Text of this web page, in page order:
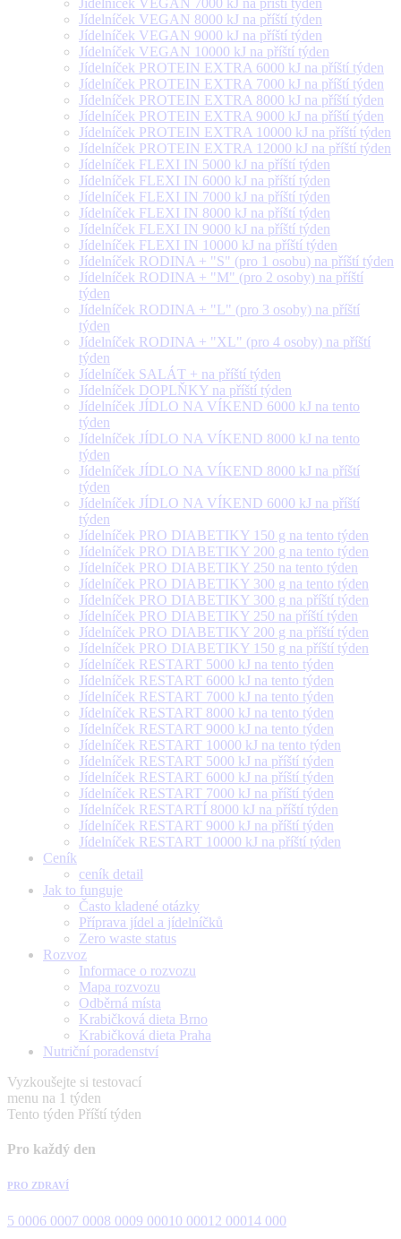
Jídelníček VEGAN 7000 kJ na příští týden
Jídelníček VEGAN 8000 kJ na příští týden
Jídelníček VEGAN 9000 kJ na příští týden
Jídelníček VEGAN 10000 kJ na příští týden
Jídelníček PROTEIN EXTRA 6000 kJ na příští týden
Jídelníček PROTEIN EXTRA 7000 kJ na příští týden
Jídelníček PROTEIN EXTRA 8000 kJ na příští týden
Jídelníček PROTEIN EXTRA 9000 kJ na příští týden
Jídelníček PROTEIN EXTRA 10000 kJ na příští týden
Jídelníček PROTEIN EXTRA 12000 kJ na příští týden
Jídelníček FLEXI IN 5000 kJ na příští týden
Jídelníček FLEXI IN 6000 kJ na příští týden
Jídelníček FLEXI IN 7000 kJ na příští týden
Jídelníček FLEXI IN 8000 kJ na příští týden
Jídelníček FLEXI IN 9000 kJ na příští týden
Jídelníček FLEXI IN 10000 kJ na příští týden
Jídelníček RODINA + "S" (pro 1 osobu) na příští týden
Jídelníček RODINA + "M" (pro 2 osoby) na příští
týden
Jídelníček RODINA + "L" (pro 3 osoby) na příští
týden
Jídelníček RODINA + "XL" (pro 4 osoby) na příští
týden
Jídelníček SALÁT + na příští týden
Jídelníček DOPLŇKY na příští týden
Jídelníček JÍDLO NA VÍKEND 6000 kJ na tento
týden
Jídelníček JÍDLO NA VÍKEND 8000 kJ na tento
týden
Jídelníček JÍDLO NA VÍKEND 8000 kJ na příští
týden
Jídelníček JÍDLO NA VÍKEND 6000 kJ na příští
týden
Jídelníček PRO DIABETIKY 150 g na tento týden
Jídelníček PRO DIABETIKY 200 g na tento týden
Jídelníček PRO DIABETIKY 250 na tento týden
Jídelníček PRO DIABETIKY 300 g na tento týden
Jídelníček PRO DIABETIKY 300 g na příští týden
Jídelníček PRO DIABETIKY 250 na příští týden
Jídelníček PRO DIABETIKY 200 g na příští týden
Jídelníček PRO DIABETIKY 150 g na příští týden
Jídelníček RESTART 5000 kJ na tento týden
Jídelníček RESTART 6000 kJ na tento týden
Jídelníček RESTART 7000 kJ na tento týden
Jídelníček RESTART 8000 kJ na tento týden
Jídelníček RESTART 9000 kJ na tento týden
Jídelníček RESTART 10000 kJ na tento týden
Jídelníček RESTART 5000 kJ na příští týden
Jídelníček RESTART 6000 kJ na příští týden
Jídelníček RESTART 7000 kJ na příští týden
Jídelníček RESTARTÍ 8000 kJ na příští týden
Jídelníček RESTART 9000 kJ na příští týden
Jídelníček RESTART 10000 kJ na příští týden
Ceník
ceník detail
Jak to funguje
Často kladené otázky
Příprava jídel a jídelníčků
Zero waste status
Rozvoz
Informace o rozvozu
Mapa rozvozu
Odběrná místa
Krabičková dieta Brno
Krabičková dieta Praha
Nutriční poradenství
Vyzkoušejte si testovací
menu na 1 týden
Tento týden Příští týden
Pro každý den
PRO ZDRAVÍ
5 0006 0007 0008 0009 00010 00012 00014 000